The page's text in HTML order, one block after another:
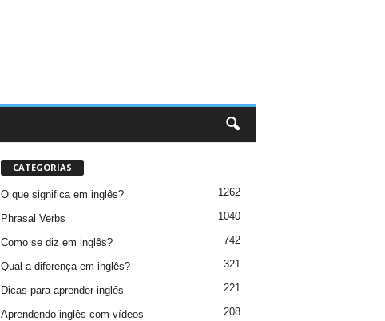
CATEGORIAS
O que significa em inglês? 1262
Phrasal Verbs 1040
Como se diz em inglês? 742
Qual a diferença em inglês? 321
Dicas para aprender inglês 221
Aprendendo inglês com vídeos 208